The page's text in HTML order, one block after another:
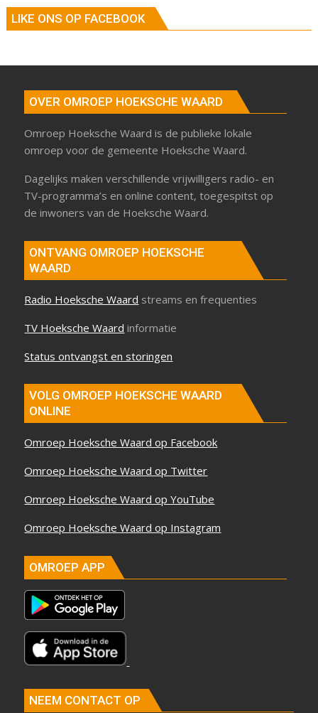
LIKE ONS OP FACEBOOK
OVER OMROEP HOEKSCHE WAARD
Omroep Hoeksche Waard is de publieke lokale
omroep voor de gemeente Hoeksche Waard.
Dagelijks maken verschillende vrijwilligers radio- en
TV-programma’s en online content, toegespitst op
de inwoners van de Hoeksche Waard.
ONTVANG OMROEP HOEKSCHE
WAARD
Radio Hoeksche Waard streams en frequenties
TV Hoeksche Waard informatie
Status ontvangst en storingen
VOLG OMROEP HOEKSCHE WAARD
ONLINE
Omroep Hoeksche Waard op Facebook
Omroep Hoeksche Waard op Twitter
Omroep Hoeksche Waard op YouTube
Omroep Hoeksche Waard op Instagram
OMROEP APP
NEEM CONTACT OP